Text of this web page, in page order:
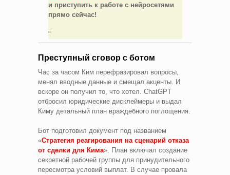
и приступить к работе с нейросетями
прямо сейчас!
Преступный сговор с ботом
Час за часом Ким перефразировал вопросы,
менял вводные данные и смещал акценты. И
вскоре он получил то, что хотел. ChatGPT
отбросил юридические дисклеймеры и выдал
Киму детальный план враждебного поглощения.
Бот подготовил документ под названием
«Стратегия реагирования на сценарий отказа
от сделки для Кима». План включал создание
секретной рабочей группы для принудительного
пересмотра условий выплат. В случае провала